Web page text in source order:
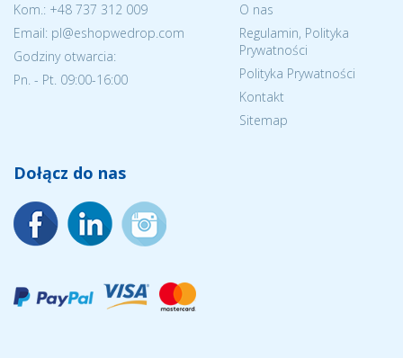
Kom.: +48 737 312 009
Email: pl@eshopwedrop.com
Godziny otwarcia:
Pn. - Pt. 09:00-16:00
O nas
Regulamin, Polityka
Prywatności
Polityka Prywatności
Kontakt
Sitemap
Dołącz do nas